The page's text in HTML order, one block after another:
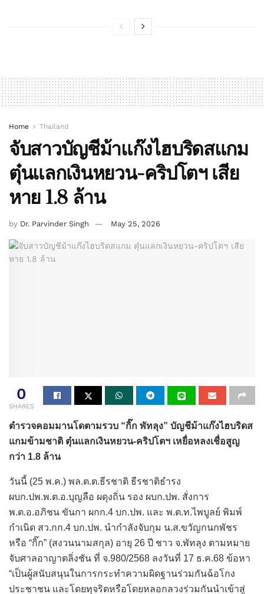
Home Thailand
จับสาวบัญชีม้าแก๊งไฮบริดสแกม
ตุ๋นแลกเงินหยวน-คริปโตฯ เสีย
หาย 1.8 ล้าน
by Dr. Parvinder Singh May 25, 2026
0
SHARES
ตำรวจคอมมานโดตามรวบ “กิ๊ก พัทลุง” บัญชีม้าแก๊งไฮบริดส
แกมข้ามชาติ ตุ๋นแลกเงินหยวน-คริปโตฯ เหยื่อหลงเชื่อสูญ
กว่า 1.8 ล้าน
วันนี้ (25 พ.ค.) พล.ต.ต.ธีรชาติ ธีรชาติธำรง
ผบก.ปพ.พ.ต.อ.บุญลือ ผดุงถิ่น รอง ผบก.ปพ. สั่งการ
พ.ต.อ.อภิชน ขันกา ผกก.4 บก.ปพ. และ พ.ต.ท.ไพบูลย์ พิมพ์
กำเนิด สว.กก.4 บก.ปพ. นำกำลังจับกุม น.ส.ขวัญกนกพัชร
หรือ “กิ๊ก” (สงวนนามสกุล) อายุ 26 ปี ชาว จ.พัทลุง ตามหมาย
จับศาลอาญาตลิ่งชัน ที่ จ.980/2568 ลงวันที่ 17 ธ.ค.68 ข้อหา
“เป็นผู้สนับสนุนในการกระทำความผิดฐานร่วมกันฉ้อโกง
ประชาชน และโดยทุจริตหรือโดยหลอกลวงร่วมกันนำเข้าสู่